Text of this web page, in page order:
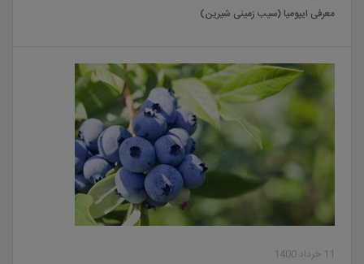
معرفی ایپومیا (سیب زمینی شیرین)
11 خرداد 1400